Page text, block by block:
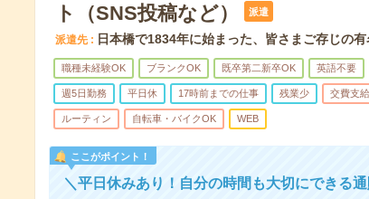
ト（SNS投稿など）
派遣
派遣先 日本橋で1834年に始まった、皆さまご存じの有
職種未経験OK ブランクOK 既卒第二新卒OK 英語不要
週5日勤務 平日休 17時前までの仕事 残業少 交費支給
ルーティン 自転車・バイクOK WEB
ここがポイント！
＼平日休みあり！自分の時間も大切にできる